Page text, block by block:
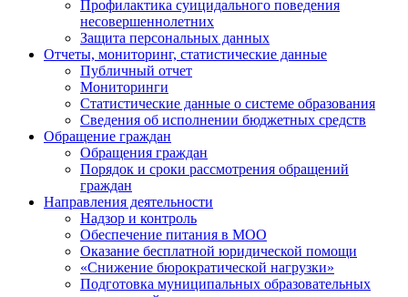
Профилактика суицидального поведения
несовершеннолетних
Защита персональных данных
Отчеты, мониторинг, статистические данные
Публичный отчет
Мониторинги
Статистические данные о системе образования
Сведения об исполнении бюджетных средств
Обращение граждан
Обращения граждан
Порядок и сроки рассмотрения обращений
граждан
Направления деятельности
Надзор и контроль
Обеспечение питания в МОО
Оказание бесплатной юридической помощи
«Снижение бюрократической нагрузки»
Подготовка муниципальных образовательных